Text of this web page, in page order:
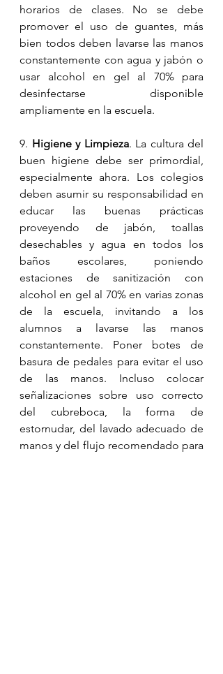
horarios de clases. No se debe
promover el uso de guantes, más
bien todos deben lavarse las manos
constantemente con agua y jabón o
usar alcohol en gel al 70% para
desinfectarse disponible
ampliamente en la escuela.
9. Higiene y Limpieza. La cultura del
buen higiene debe ser primordial,
especialmente ahora. Los colegios
deben asumir su responsabilidad en
educar las buenas prácticas
proveyendo de jabón, toallas
desechables y agua en todos los
baños escolares, poniendo
estaciones de sanitización con
alcohol en gel al 70% en varias zonas
de la escuela, invitando a los
alumnos a lavarse las manos
constantemente. Poner botes de
basura de pedales para evitar el uso
de las manos. Incluso colocar
señalizaciones sobre uso correcto
del cubreboca, la forma de
estornudar, del lavado adecuado de
manos y del flujo recomendado para